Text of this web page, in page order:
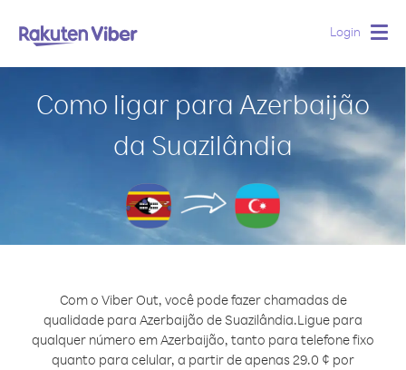
Login
Como ligar para Azerbaijão
da Suazilândia
Com o Viber Out, você pode fazer chamadas de
qualidade para Azerbaijão de Suazilândia.Ligue para
qualquer número em Azerbaijão, tanto para telefone fixo
quanto para celular, a partir de apenas 29.0 ¢ por